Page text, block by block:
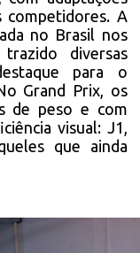
competidores. A
no Brasil nos
diversas
para o
Grand Prix, os
de peso e com
visual: J1,
que ainda